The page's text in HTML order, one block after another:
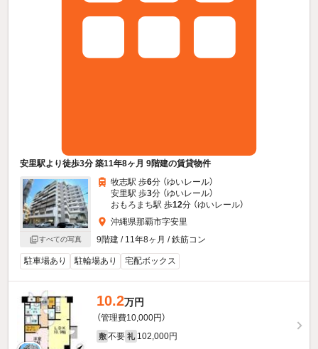
安里駅より徒歩3分 築11年8ヶ月 9階建の賃貸物件
すべての写真
牧志駅 歩6分 （ゆいレール）
安里駅 歩3分 （ゆいレール）
おもろまち駅 歩12分 （ゆいレール）
沖縄県那覇市字安里
9階建 / 11年8ヶ月 / 鉄筋コン
駐車場あり 駐輪場あり 宅配ボックス
10.2万円
（管理費10,000円）
敷 不要 礼 102,000円